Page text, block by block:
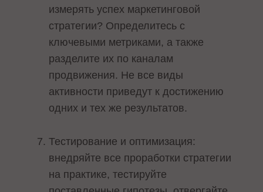
измерять успех маркетинговой
стратегии? Определитесь с
ключевыми метриками, а также
разделите их по каналам
продвижения. Не все виды
активности приведут к достижению
одних и тех же результатов.
Тестирование и оптимизация:
внедряйте все проработки стратегии
на практике, тестируйте